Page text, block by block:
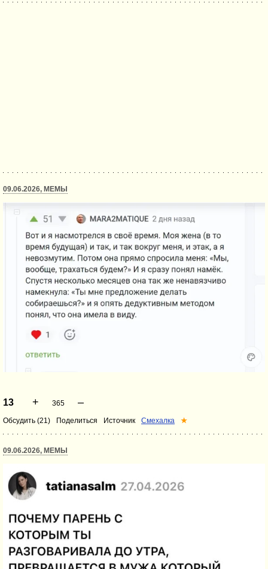
09.06.2026, МЕМЫ
13 + 365 –
Обсудить (21) Поделиться Источник Смехалка ★
09.06.2026, МЕМЫ